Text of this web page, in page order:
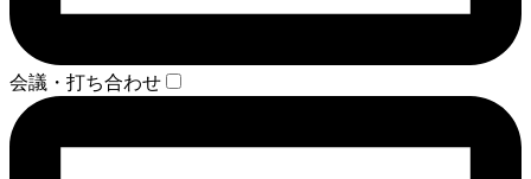
会議・打ち合わせ